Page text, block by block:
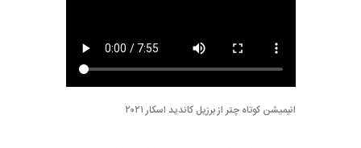
انیمیشن کوتاه چتر از برزیل کاندید اسکار ۲۰۲۱